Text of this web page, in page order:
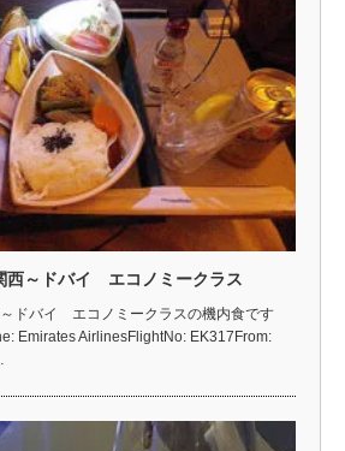
～ドバイ エコノミークラス
ドバイ エコノミークラスの機内食です
Emirates AirlinesFlightNo: EK317From: